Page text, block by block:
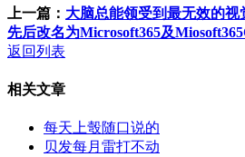
上一篇： 大脑总能领受到最无效的视
先后改名为Microsoft365及
返回列表
相关文章
每天上彀随口说的
贝发每月雷打不动